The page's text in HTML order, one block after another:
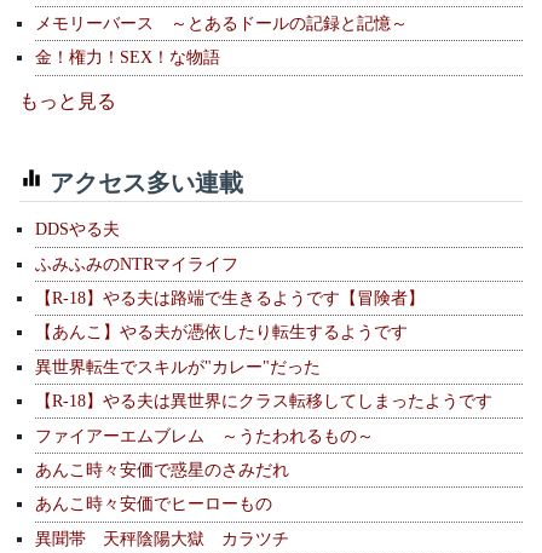
メモリーバース ～とあるドールの記録と記憶～
金！権力！SEX！な物語
もっと見る
アクセス多い連載
DDSやる夫
ふみふみのNTRマイライフ
【R-18】やる夫は路端で生きるようです【冒険者】
【あんこ】やる夫が憑依したり転生するようです
異世界転生でスキルが"カレー"だった
【R-18】やる夫は異世界にクラス転移してしまったようです
ファイアーエムブレム ～うたわれるもの～
あんこ時々安価で惑星のさみだれ
あんこ時々安価でヒーローもの
異聞帯 天秤陰陽大獄 カラツチ